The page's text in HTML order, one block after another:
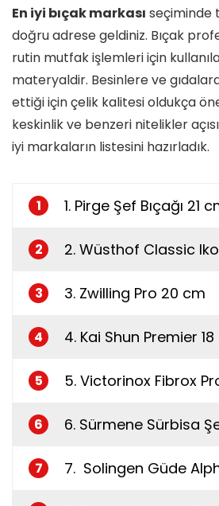
En iyi bıçak markası seçiminde
doğru adrese geldiniz. Bıçak
rutin mutfak işlemleri için
materyaldir. Besinlere ve
ettiği için çelik kalitesi oldukça
keskinlik ve benzeri nitelikler
iyi markaların listesini hazırladık.
1 1. Pirge Şef Bıçağı 21
2 2. Wüsthof Classic
3 3. Zwilling Pro 20 cm
4 4. Kai Shun Premier
5 5. Victorinox Fibrox
6 6. Sürmene Sürbisa
7 7. Solingen Güde